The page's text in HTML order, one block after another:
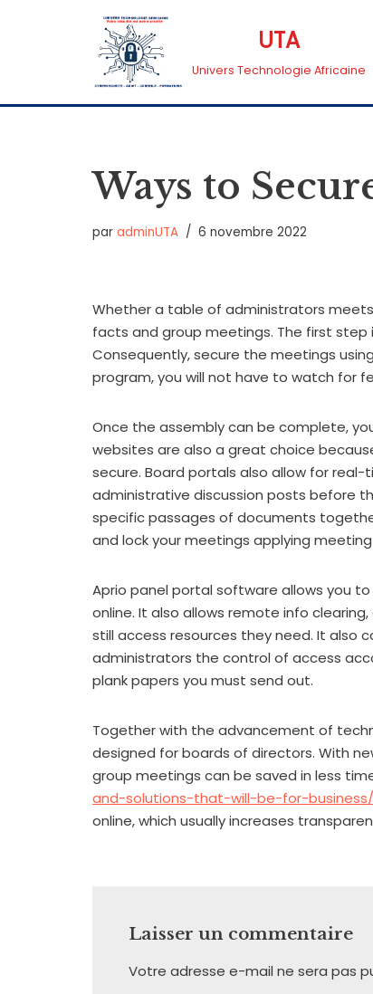
UTA
Univers Technologie Africaine
Ways to
par adminUTA 6 novembre 2022
Whether a table of administrators
facts and group meetings. The first step
Consequently, secure the meetings
program, you will not have to watch for
Once the assembly can be complete,
websites are also a great choice
secure. Board portals also allow for
administrative discussion posts before
specific passages of documents
and lock your meetings applying
Aprio panel portal software allows you
online. It also allows remote info
still access resources they need. It also
administrators the control of access
plank papers you must send out.
Together with the advancement of
designed for boards of directors. With
group meetings can be saved in less
and-solutions-that-will-be-for-business/
online, which usually increases
Laisser un commentaire
Votre adresse e-mail ne sera pas